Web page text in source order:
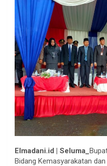
Elmadani.id | Seluma_
Bidang Kemasyarakatan